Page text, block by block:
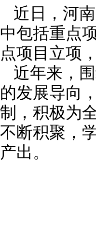
近日，河
中包括重点
点项目立项
近年来，
的发展导向
制，积极为
不断积聚，
产出。